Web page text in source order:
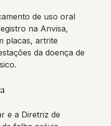
de uso oral
na Anvisa,
placas, artrite
da doença de
e a Diretriz de